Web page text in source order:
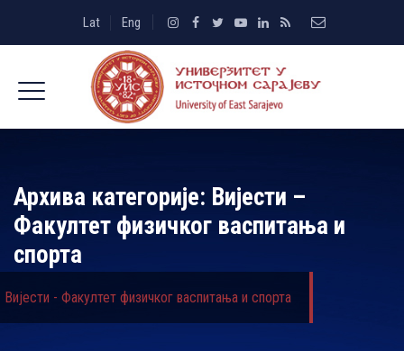
Lat Eng
Архива категорије: Вијести –
Факултет физичког васпитања и
спорта
Вијести - Факултет физичког васпитања и спорта